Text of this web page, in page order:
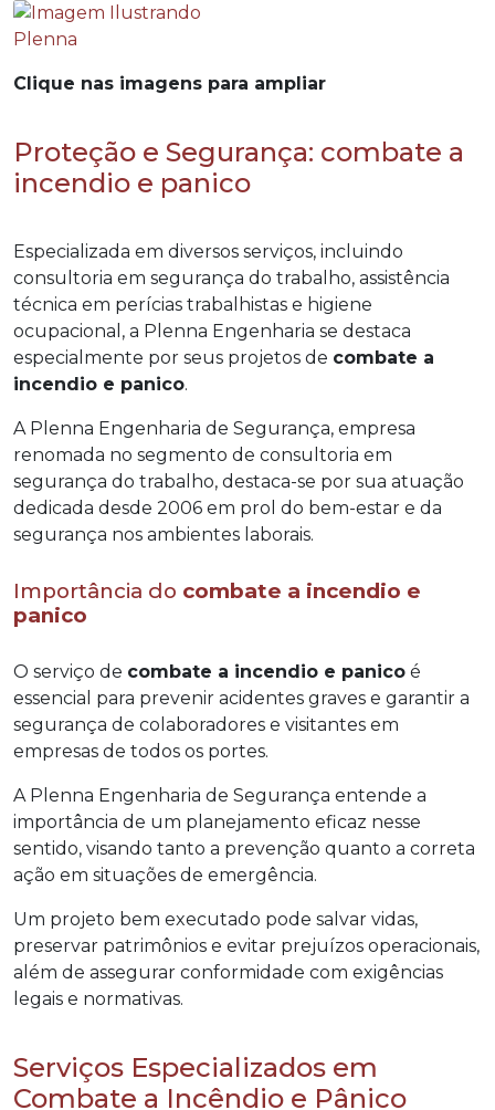
Clique nas imagens para ampliar
Proteção e Segurança: combate a
incendio e panico
Especializada em diversos serviços, incluindo
consultoria em segurança do trabalho, assistência
técnica em perícias trabalhistas e higiene
ocupacional, a Plenna Engenharia se destaca
especialmente por seus projetos de combate a
incendio e panico.
A Plenna Engenharia de Segurança, empresa
renomada no segmento de consultoria em
segurança do trabalho, destaca-se por sua atuação
dedicada desde 2006 em prol do bem-estar e da
segurança nos ambientes laborais.
Importância do combate a incendio e
panico
O serviço de combate a incendio e panico é
essencial para prevenir acidentes graves e garantir a
segurança de colaboradores e visitantes em
empresas de todos os portes.
A Plenna Engenharia de Segurança entende a
importância de um planejamento eficaz nesse
sentido, visando tanto a prevenção quanto a correta
ação em situações de emergência.
Um projeto bem executado pode salvar vidas,
preservar patrimônios e evitar prejuízos operacionais,
além de assegurar conformidade com exigências
legais e normativas.
Serviços Especializados em
Combate a Incêndio e Pânico